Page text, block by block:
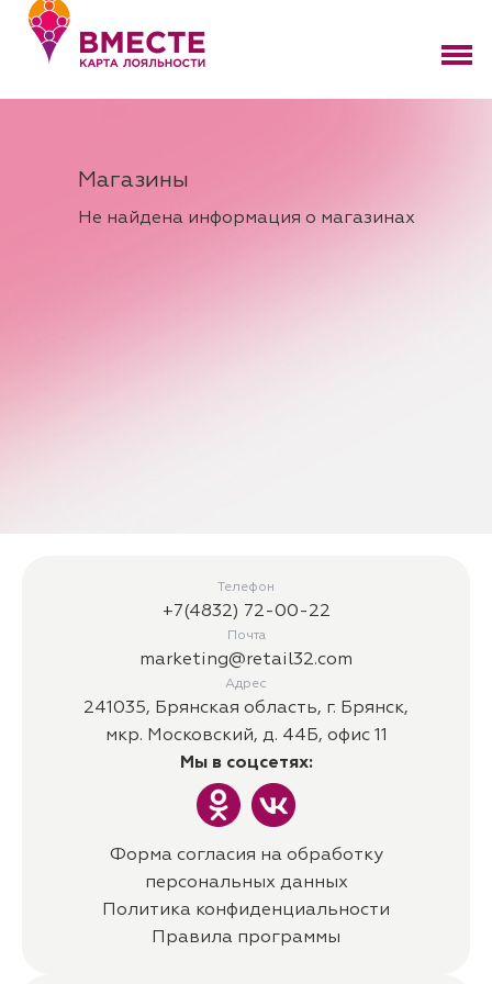
Перейти
содержимому
Магазины
Не найдена информация о магазинах
Телефон
+7(4832) 72-00-22
Почта
marketing@retail32.com
Адрес
241035, Брянская область, г. Брянск,
мкр. Московский, д. 44Б, офис 11
Мы в соцсетях:
Форма согласия на обработку
персональных данных
Политика конфиденциальности
Правила программы